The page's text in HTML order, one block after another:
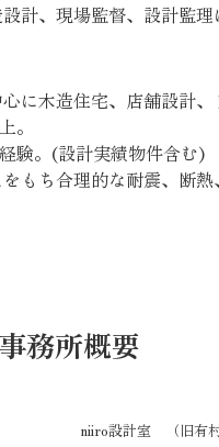
計、現場監督、設計監理
に木造住宅、店舗設計
。
験。(設計実績物件含む)
もち合理的な耐震、断熱
事務所概要
niiro設計室 （旧有村